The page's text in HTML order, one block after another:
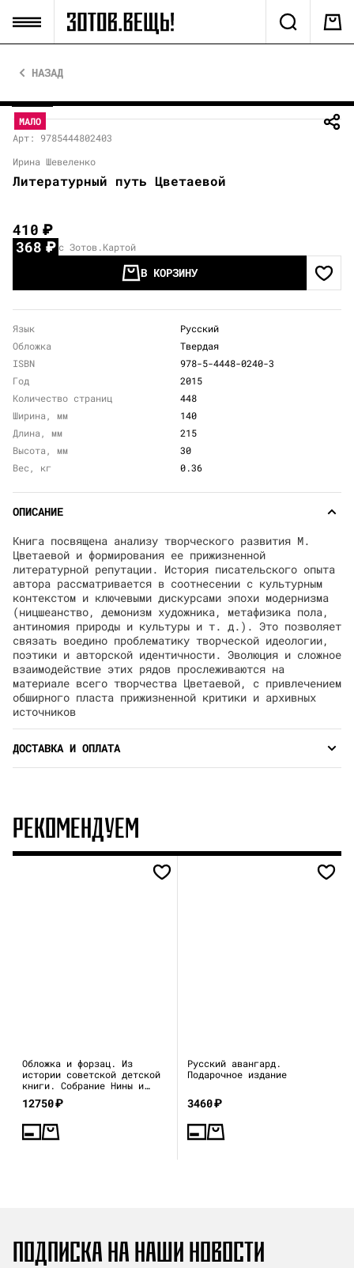
НАЗАД
МАЛО
Арт: 9785444802403
Ирина Шевеленко
Литературный путь Цветаевой
410₽
368₽ с Зотов.Картой
В КОРЗИНУ
Язык
Русский
Обложка
Твердая
ISBN
978-5-4448-0240-3
Год
2015
Количество страниц
448
Ширина, мм
140
Длина, мм
215
Высота, мм
30
Вес, кг
0.36
ОПИСАНИЕ
Книга посвящена анализу творческого развития М.
Цветаевой и формирования ее прижизненной
литературной репутации. История писательского опыта
автора рассматривается в соотнесении с культурным
контекстом и ключевыми дискурсами эпохи модернизма
(ницшеанство, демонизм художника, метафизика пола,
антиномия природы и культуры и т. д.). Это позволяет
связать воедино проблематику творческой идеологии,
поэтики и авторской идентичности. Эволюция и сложное
взаимодействие этих рядов прослеживаются на
материале всего творчества Цветаевой, с привлечением
обширного пласта прижизненной критики и архивных
источников
ДОСТАВКА И ОПЛАТА
РЕКОМЕНДУЕМ
Обложка и форзац. Из
истории советской детской
книги. Собрание Нины и
Вадима Гинзбург
12750₽
Русский авангард.
Подарочное издание
3460₽
ПОДПИСКА НА НАШИ НОВОСТИ